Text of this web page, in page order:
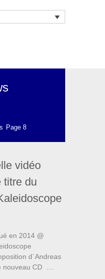
Page 8
vidéo
titre du
en 2014 @
d´Andreas
nouveau CD …